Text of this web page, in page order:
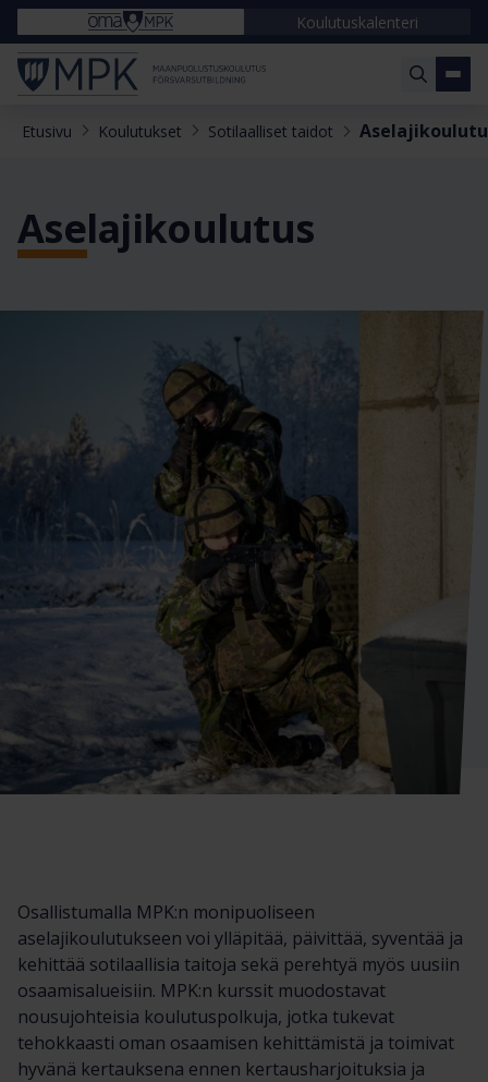
Koulutuskalenteri
Etusivu Koulutukset Sotilaalliset taidot
Aselajikoulutus
Osallistumalla MPK:n monipuoliseen
aselajikoulutukseen voi ylläpitää, päivittää, syventää ja
kehittää sotilaallisia taitoja sekä perehtyä myös uusiin
osaamisalueisiin. MPK:n kurssit muodostavat
nousujohteisia koulutuspolkuja, jotka tukevat
tehokkaasti oman osaamisen kehittämistä ja toimivat
hyvänä kertauksena ennen kertausharjoituksia ja